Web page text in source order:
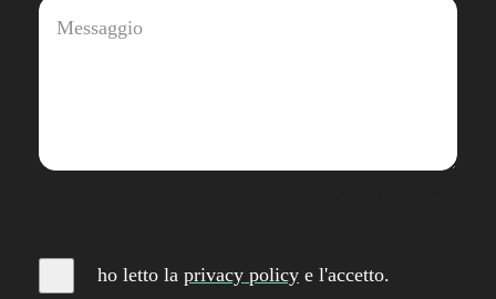
ho letto la privacy policy e l'accetto.